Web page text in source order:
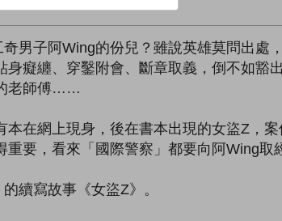
男子阿Wing的份兒？雖說英雄莫問出處
癡纏、穿鑿附會、斷章取義，倒不如豁
老師傅……
在網上現身，後在書本出現的女盜Z，
要，看來「國際警察」都要向阿Wing取
續寫故事《女盜Z》。